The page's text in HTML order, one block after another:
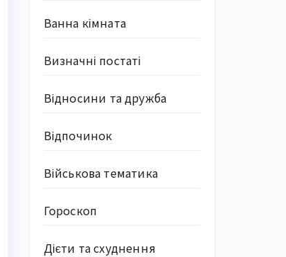
Ванна кімната
Визначні постаті
Відносини та дружба
Відпочинок
Військова тематика
Гороскоп
Дієти та схуднення